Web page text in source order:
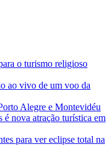
o turismo religioso
ao vivo de um voo da
Alegre e Montevidéu
nova atração turística em
para ver eclipse total na